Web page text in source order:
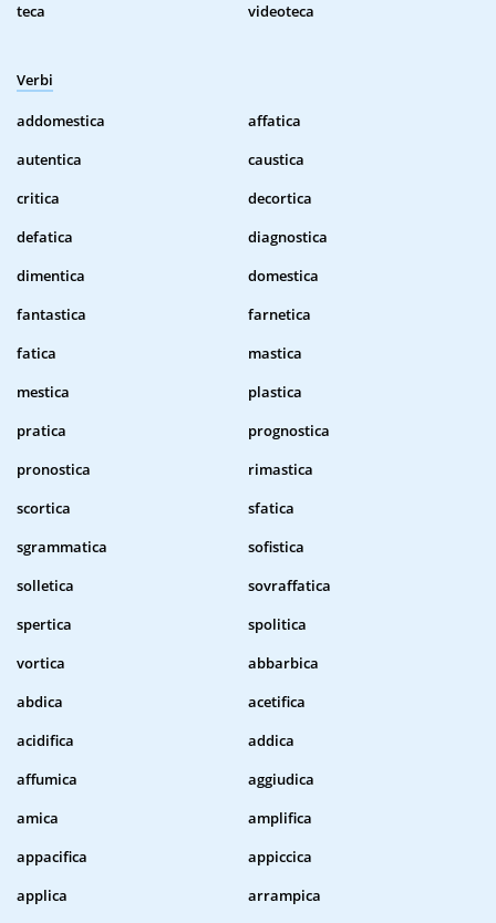
teca
videoteca
Verbi
addomestica
affatica
autentica
caustica
critica
decortica
defatica
diagnostica
dimentica
domestica
fantastica
farnetica
fatica
mastica
mestica
plastica
pratica
prognostica
pronostica
rimastica
scortica
sfatica
sgrammatica
sofistica
solletica
sovraffatica
spertica
spolitica
vortica
abbarbica
abdica
acetifica
acidifica
addica
affumica
aggiudica
amica
amplifica
appacifica
appiccica
applica
arrampica